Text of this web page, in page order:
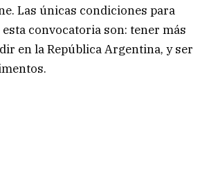
Las únicas condiciones para
convocatoria son: tener más
en la República Argentina, y ser